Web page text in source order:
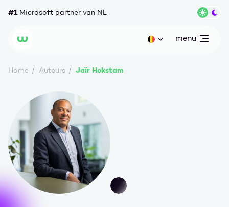
#1Microsoft partner van NL
Wortell Huidige taal: be
open
menu
Home Auteurs Jaïr Hokstam